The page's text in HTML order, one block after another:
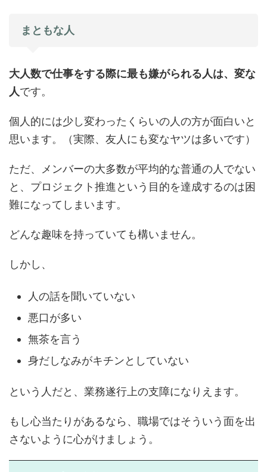
まともな人
大人数で仕事をする際に最も嫌がられる人は、変な
人です。
個人的には少し変わったくらいの人の方が面白いと
思います。（実際、友人にも変なヤツは多いです）
ただ、メンバーの大多数が平均的な普通の人でない
と、プロジェクト推進という目的を達成するのは困
難になってしまいます。
どんな趣味を持っていても構いません。
しかし、
人の話を聞いていない
悪口が多い
無茶を言う
身だしなみがキチンとしていない
という人だと、業務遂行上の支障になりえます。
もし心当たりがあるなら、職場ではそういう面を出
さないように心がけましょう。